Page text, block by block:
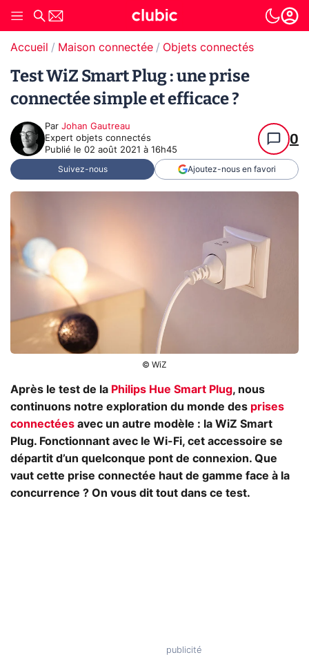
Accueil Maison connectée Objets connectés
Test WiZ Smart Plug : une prise
connectée simple et efficace ?
Par Johan Gautreau
Expert objets connectés
Publié le 02 août 2021 à 16h45
0
Suivez-nous Ajoutez-nous en favori
© WiZ
Après le test de la Philips Hue Smart Plug, nous
continuons notre exploration du monde des prises
connectées avec un autre modèle : la WiZ Smart
Plug. Fonctionnant avec le Wi-Fi, cet accessoire se
départit d’un quelconque pont de connexion. Que
vaut cette prise connectée haut de gamme face à la
concurrence ? On vous dit tout dans ce test.